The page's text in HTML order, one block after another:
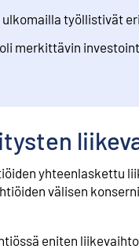
työllistivät
merkittävin
yhteenlaskettu
välisen
eniten